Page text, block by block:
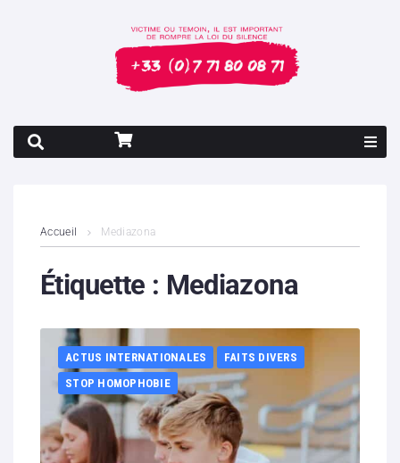
Contenus litigieux
Boutique
Partenaires
Contacts
Accueil Mediazona
Étiquette : Mediazona
ACTUS INTERNATIONALES
FAITS DIVERS
STOP HOMOPHOBIE